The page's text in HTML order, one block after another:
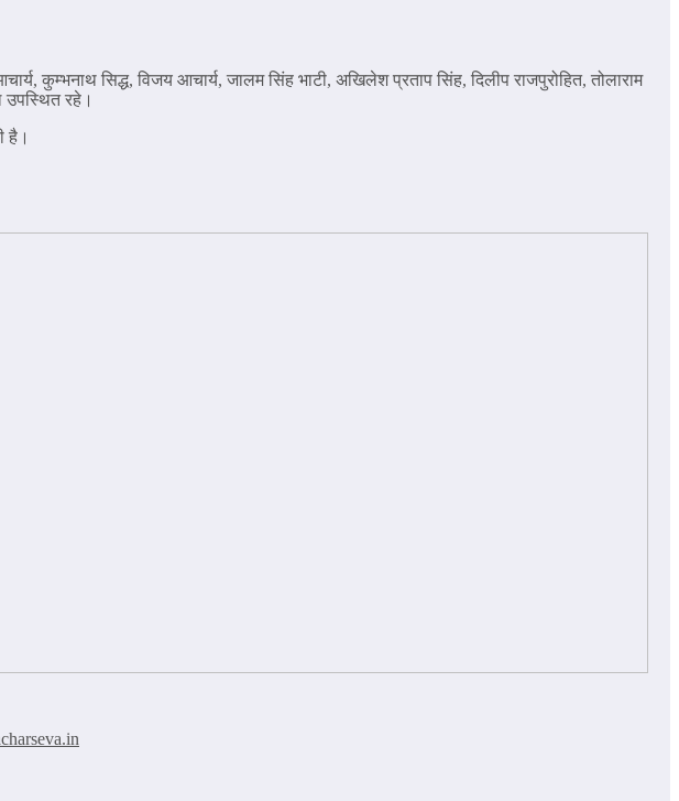
कुम्भनाथ सिद्ध, विजय आचार्य, जालम सिंह भाटी, अखिलेश प्रताप सिंह, दिलीप राजपुरोहित, तोलाराम
उपस्थित रहे।
है।